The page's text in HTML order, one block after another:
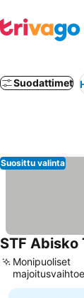
Suodattimet
Suosittu valinta
STF
Monipuoliset
ympäristössä